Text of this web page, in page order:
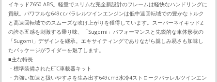
イキッドZ650 ABS。軽量でスリムな完全新設計のフレームは軽快なハンドリングに
貢献。パワフルな649ccパラレルツインエンジンは低中速回転域での豊かなトルク
と高速回転域でのスムーズな吹け上がりを獲得しています。スーパーネイキッドZ
の誇る五感を刺激する乗り味、「Sugomi」パフォーマンスと先鋭的な車体形状の
「Sugomi」デザインを継承。エキサイティングでありながら親しみ易さも加味し
たパッケージがライダーを魅了します。
■主な特長
・標準装備されたETC車載器キット
・力強い加速と扱いやすさを生み出す649cm3水冷4ストロークパラレルツインエン